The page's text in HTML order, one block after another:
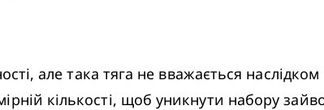
але така тяга не вважається
кількості, щоб уникнути набору